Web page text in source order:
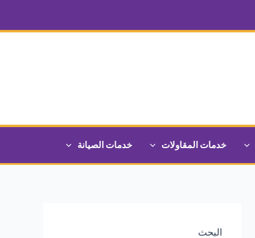
خدمات المقاولات خدمات الصيانة
البحث